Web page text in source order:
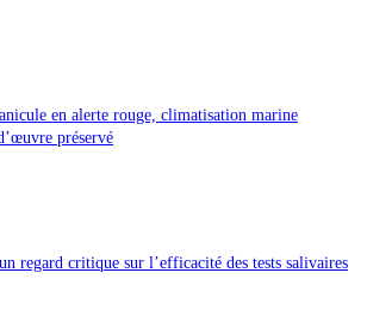
en alerte rouge, climatisation marine
préservé
regard critique sur l’efficacité des tests salivaires